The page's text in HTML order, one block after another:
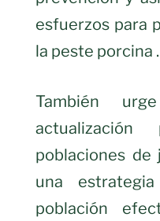
esfuerzos para
la peste porcina .
También
poblaciones de
una
población